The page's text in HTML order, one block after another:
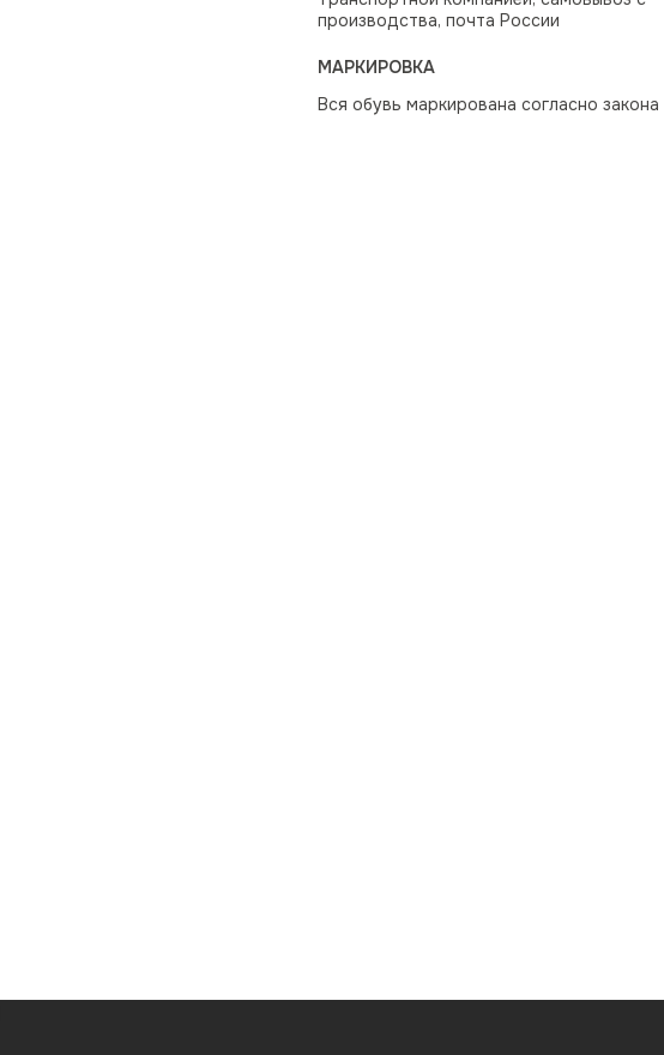
производства, почта России
МАРКИРОВКА
Вся обувь маркирована согласно закона